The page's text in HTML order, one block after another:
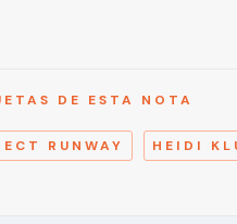
DE ESTA NOTA
RUNWAY HEIDI